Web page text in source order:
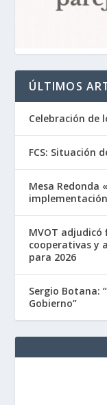
ÚLTIMOS
Celebración de
FCS: Situación
Mesa Redonda
MVOT
cooperativas y
para 2026
Sergio Botana:
Gobierno”